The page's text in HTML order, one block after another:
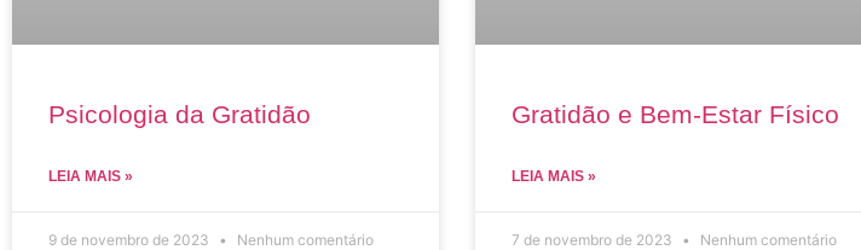
Psicologia da Gratidão
LEIA MAIS »
9 de novembro de 2023 Nenhum comentário
Gratidão e Bem-Estar Físico
LEIA MAIS »
7 de novembro de 2023 Nenhum comentário